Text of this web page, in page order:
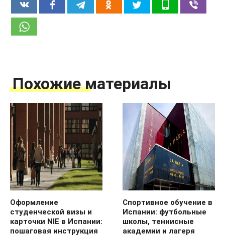
Похожие материалы
Оформление
студенческой визы и
карточки NIE в Испании:
пошаговая инструкция
Спортивное обучение в
Испании: футбольные
школы, теннисные
академии и лагеря